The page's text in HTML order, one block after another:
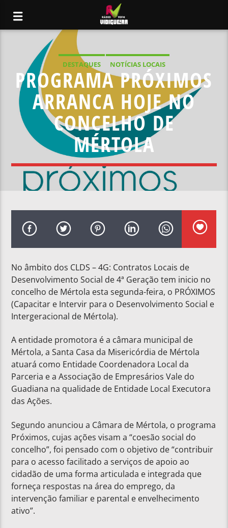
DESTAQUES NOTÍCIAS LOCAIS
PROGRAMA PRÓXIMOS
ARRANCA HOJE NO
CONCELHO DE
MÉRTOLA
No âmbito dos CLDS – 4G: Contratos Locais de
Desenvolvimento Social de 4ª Geração tem inicio no
concelho de Mértola esta segunda-feira, o PRÓXIMOS
(Capacitar e Intervir para o Desenvolvimento Social e
Intergeracional de Mértola).
A entidade promotora é a câmara municipal de
Mértola, a Santa Casa da Misericórdia de Mértola
atuará como Entidade Coordenadora Local da
Parceria e a Associação de Empresários Vale do
Guadiana na qualidade de Entidade Local Executora
das Ações.
Segundo anunciou a Câmara de Mértola, o programa
Próximos, cujas ações visam a “coesão social do
concelho”, foi pensado com o objetivo de “contribuir
para o acesso facilitado a serviços de apoio ao
cidadão de uma forma articulada e integrada que
forneça respostas na área do emprego, da
intervenção familiar e parental e envelhecimento
ativo”.